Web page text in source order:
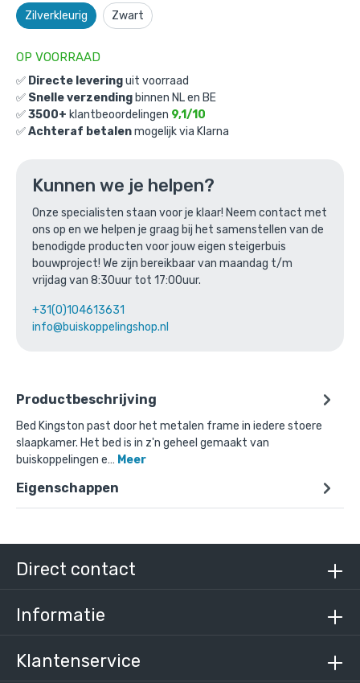
Zilverkleurig Zwart
OP VOORRAAD
✅ Directe leveringuit voorraad
✅ Snelle verzending binnen NL en BE
✅3500+ klantbeoordelingen 9,1/10
✅Achteraf betalenmogelijk via Klarna
Kunnen we je helpen?
Onze specialisten staan voor je klaar! Neem contact met
ons op en we helpen je graag bij het samenstellen van de
benodigde producten voor jouw eigen steigerbuis
bouwproject! We zijn bereikbaar van maandag t/m
vrijdag van 8:30uur tot 17:00uur.
+31(0)104613631
info@buiskoppelingshop.nl
Productbeschrijving
Bed Kingston past door het metalen frame in iedere stoere
slaapkamer. Het bed is in z'n geheel gemaakt van
buiskoppelingen e… Meer
Eigenschappen
Bed Kingston: M / 42,4mm /
zilverkleurig
Productnummer: BMP20101D-M
€793,49 incl. BTW/ stuk
€655,78 excl. BTW
Ga naar winkelmandje
of verder winkelen
Direct contact
Informatie
Klantenservice